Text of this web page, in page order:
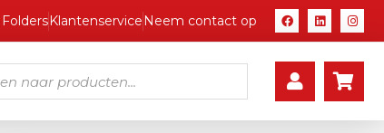
FoldersKlantenservice Neem contact op